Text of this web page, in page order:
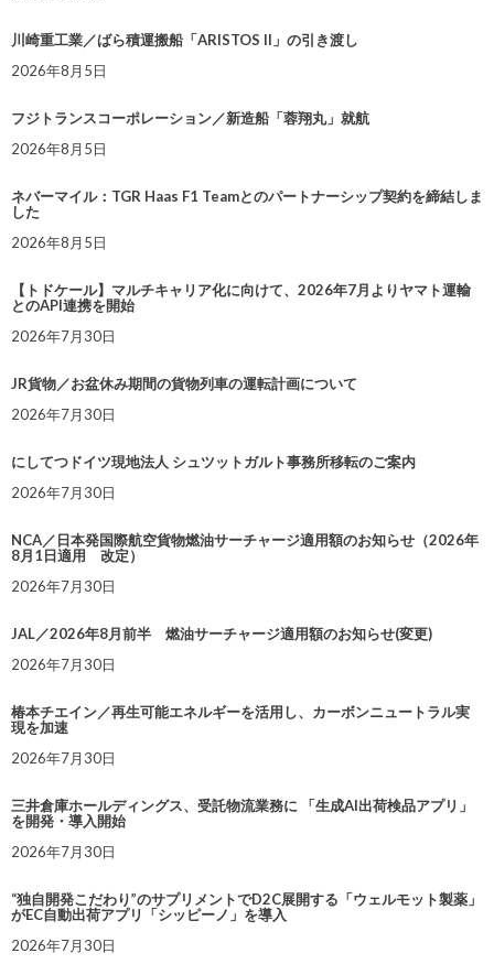
川崎重工業／ばら積運搬船「ARISTOS II」の引き渡し
2026年8月5日
フジトランスコーポレーション／新造船「蓉翔丸」就航
2026年8月5日
ネバーマイル：TGR Haas F1 Teamとのパートナーシップ契約を締結しま
した
2026年8月5日
【トドケール】マルチキャリア化に向けて、2026年7月よりヤマト運輸
とのAPI連携を開始
2026年7月30日
JR貨物／お盆休み期間の貨物列車の運転計画について
2026年7月30日
にしてつドイツ現地法人 シュツットガルト事務所移転のご案内
2026年7月30日
NCA／日本発国際航空貨物燃油サーチャージ適用額のお知らせ（2026年
8月1日適用 改定）
2026年7月30日
JAL／2026年8月前半 燃油サーチャージ適用額のお知らせ(変更)
2026年7月30日
椿本チエイン／再生可能エネルギーを活用し、カーボンニュートラル実
現を加速
2026年7月30日
三井倉庫ホールディングス、受託物流業務に 「生成AI出荷検品アプリ」
を開発・導入開始
2026年7月30日
“独自開発こだわり”のサプリメントでD2C展開する「ウェルモット製薬」
がEC自動出荷アプリ「シッピーノ」を導入
2026年7月30日